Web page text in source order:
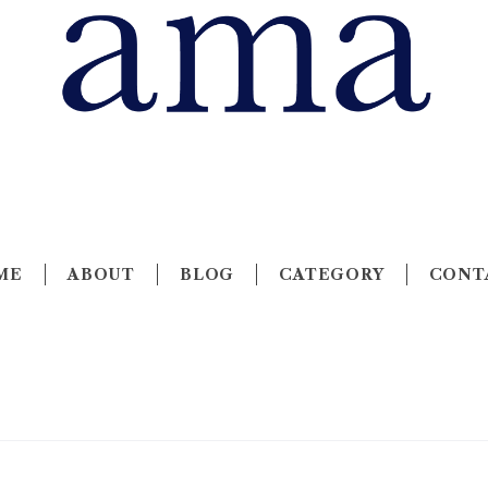
ABOUT BLOG CATEGORY